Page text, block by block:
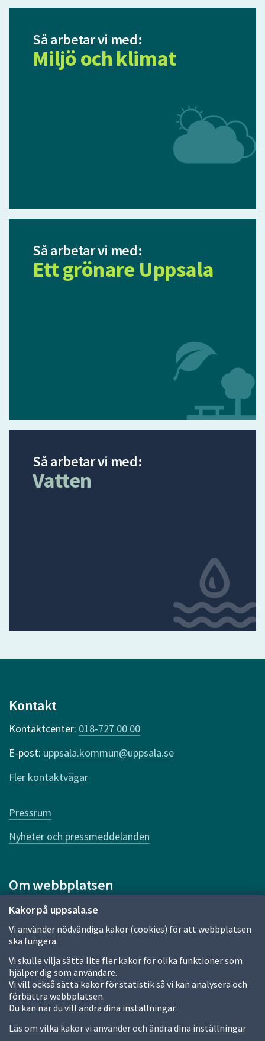
Kakor på uppsala.se
Vi använder nödvändiga kakor (cookies) för att webbplatsen
ska fungera.
Vi skulle vilja sätta lite fler kakor för olika funktioner som
hjälper dig som användare.
Vi vill också sätta kakor för statistik så vi kan analysera och
förbättra webbplatsen.
Du kan när du vill ändra dina inställningar.
Läs om vilka kakor vi använder och ändra dina inställningar
Så arbetar vi med:
Miljö och klimat
Så arbetar vi med:
Ett grönare Uppsala
Så arbetar vi med:
Vatten
Kontakt
Kontaktcenter: 018-727 00 00
E-post: uppsala.kommun@uppsala.se
Fler kontaktvägar
Pressrum
Nyheter och pressmeddelanden
Om webbplatsen
Om webbplatsen
Allmänna handlingar och diarium
Behandling av personuppgifter
Kakor
Språk (other languages)
Tillgänglighetsredogörelse